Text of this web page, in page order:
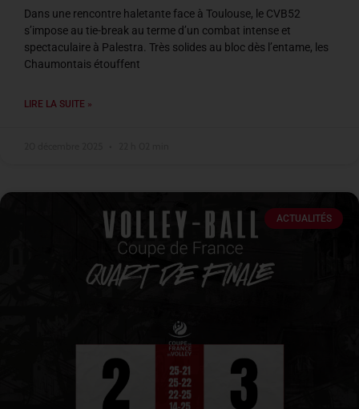
Dans une rencontre haletante face à Toulouse, le CVB52
s’impose au tie-break au terme d’un combat intense et
spectaculaire à Palestra. Très solides au bloc dès l’entame, les
Chaumontais étouffent
LIRE LA SUITE »
ACTUALITÉS